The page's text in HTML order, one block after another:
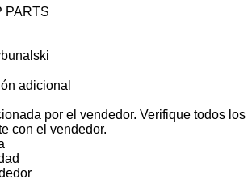
PARTS
adicional
por el vendedor. Verifique todos los
con el vendedor.